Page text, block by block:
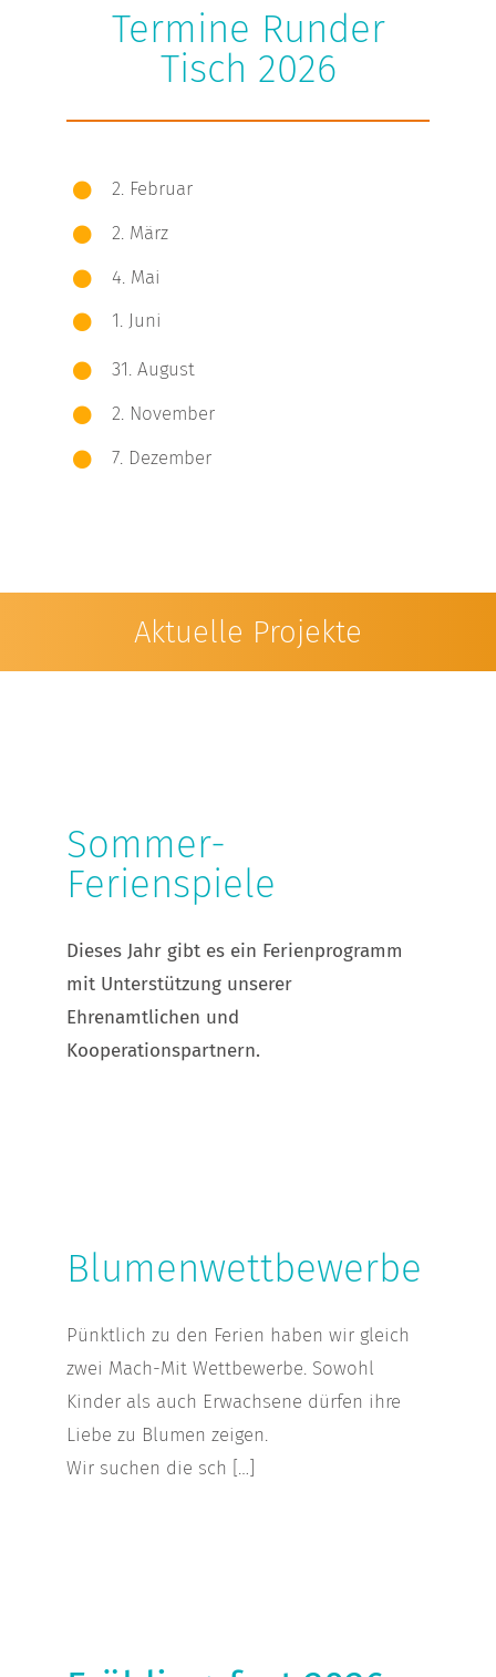
Termine Runder
Tisch 2026
2. Februar
2. März
4. Mai
1. Juni
31. August
2. November
7. Dezember
Aktuelle Projekte
Sommer-
Ferienspiele
Dieses Jahr gibt es ein Ferienprogramm
mit Unterstützung unserer
Ehrenamtlichen und
Kooperationspartnern.
Blumenwettbewerbe
Pünktlich zu den Ferien haben wir gleich
zwei Mach-Mit Wettbewerbe. Sowohl
Kinder als auch Erwachsene dürfen ihre
Liebe zu Blumen zeigen.
Wir suchen die sch […]